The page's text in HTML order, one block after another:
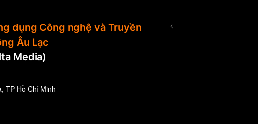
dụng Công nghệ và Truyền
Âu Lạc
Media)
TP Hồ Chí Minh
<